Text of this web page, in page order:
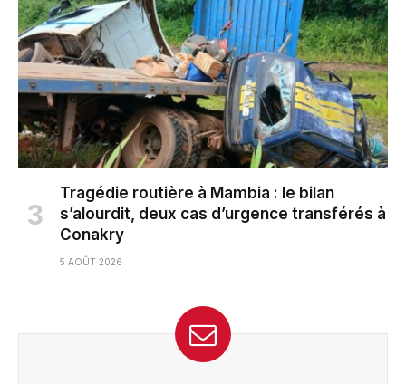
Tragédie routière à Mambia : le bilan
s’alourdit, deux cas d’urgence transférés à
Conakry
5 AOÛT 2026